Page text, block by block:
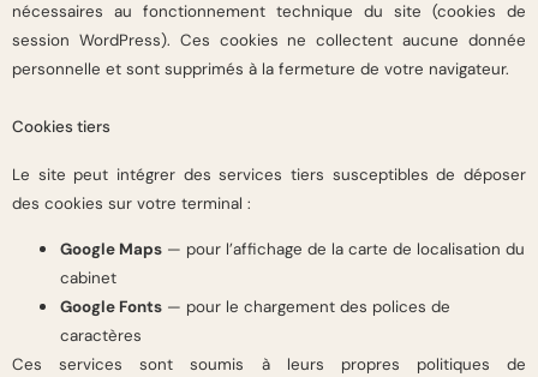
nécessaires au fonctionnement technique du site (cookies de
session WordPress). Ces cookies ne collectent aucune donnée
personnelle et sont supprimés à la fermeture de votre navigateur.
Cookies tiers
Le site peut intégrer des services tiers susceptibles de déposer
des cookies sur votre terminal :
Google Maps — pour l’affichage de la carte de localisation du
cabinet
Google Fonts — pour le chargement des polices de
caractères
Ces services sont soumis à leurs propres politiques de